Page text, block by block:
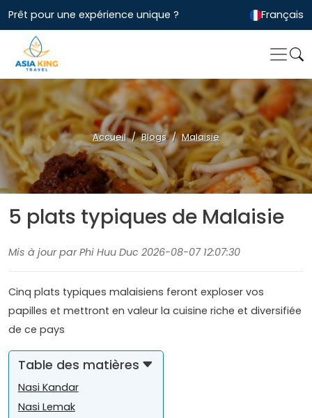
Prêt pour une expérience unique ? Français
Accueil Blogs Malaisie
5 plats typiques de Malaisie
Mis à jour par Phi Huu Duc 2026-08-07 12:07:30
Cinq plats typiques malaisiens feront exploser vos
papilles et mettront en valeur la cuisine riche et diversifiée
de ce pays
Table des matières
Nasi Kandar
Nasi Lemak